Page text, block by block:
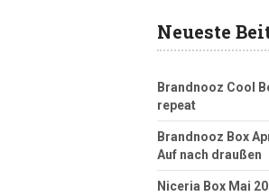
Neueste
Brandnooz Cool
repeat
Brandnooz Box
Auf nach draußen
Niceria Box Mai